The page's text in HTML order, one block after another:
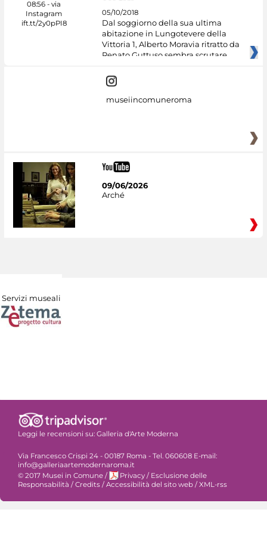
05/10/2018
Dal soggiorno della sua ultima
abitazione in Lungotevere della
Vittoria 1, Alberto Moravia ritratto da
Renato Guttuso sembra scrutare
museiincomuneroma
09/06/2026
Arché
Servizi museali
Leggi le recensioni su: Galleria d'Arte Moderna
Via Francesco Crispi 24 - 00187 Roma - Tel. 060608 E-mail:
info@galleriaartemodernaroma.it
© 2017 Musei in Comune / Privacy / Esclusione delle
Responsabilità / Credits / Accessibilità del sito web / XML-rss